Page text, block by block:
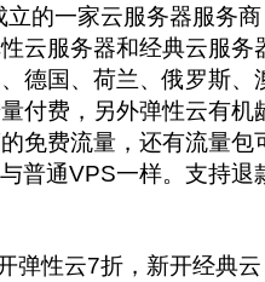
立的一家云服务器服务
云服务器和经典云服务
德国、荷兰、俄罗斯、
付费，另外弹性云有机
免费流量，还有流量包
普通VPS一样。支持退
弹性云7折，新开经典